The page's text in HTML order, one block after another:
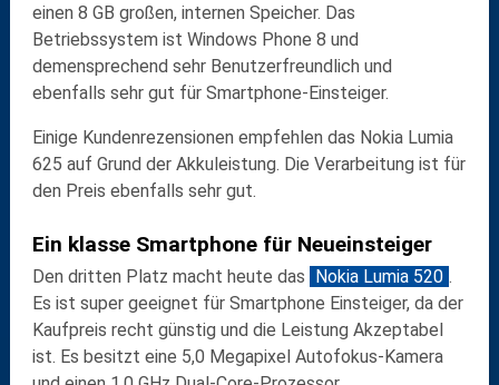
einen 8 GB großen, internen Speicher. Das
Betriebssystem ist Windows Phone 8 und
demensprechend sehr Benutzerfreundlich und
ebenfalls sehr gut für Smartphone-Einsteiger.
Einige Kundenrezensionen empfehlen das Nokia Lumia
625 auf Grund der Akkuleistung. Die Verarbeitung ist für
den Preis ebenfalls sehr gut.
Ein klasse Smartphone für Neueinsteiger
Den dritten Platz macht heute das Nokia Lumia 520 .
Es ist super geeignet für Smartphone Einsteiger, da der
Kaufpreis recht günstig und die Leistung Akzeptabel
ist. Es besitzt eine 5,0 Megapixel Autofokus-Kamera